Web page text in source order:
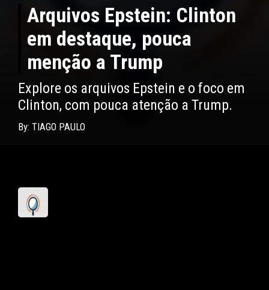
Arquivos Epstein: Clinton
em destaque, pouca
menção a Trump
Explore os arquivos Epstein e o foco em
Clinton, com pouca atenção a Trump.
By: TIAGO PAULO